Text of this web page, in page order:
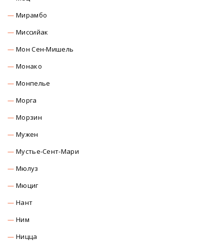
Мирамбо
Миссийак
Мон Сен-Мишель
Монако
Монпелье
Морга
Морзин
Мужен
Мустье-Сент-Мари
Мюлуз
Мюциг
Нант
Ним
Ницца